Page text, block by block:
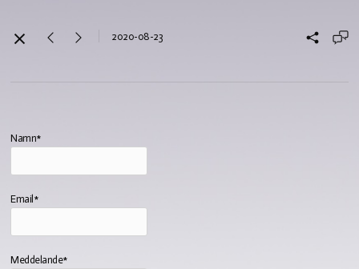
2020-08-23
Namn*
Email*
Meddelande*